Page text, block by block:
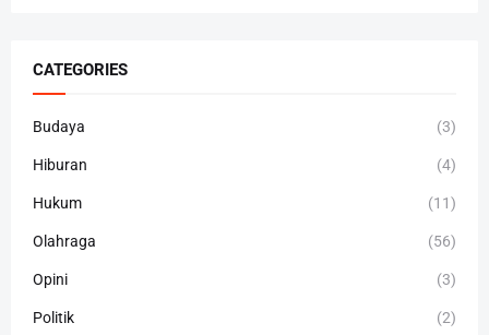
CATEGORIES
Budaya (3)
Hiburan (4)
Hukum (11)
Olahraga (56)
Opini (3)
Politik (2)